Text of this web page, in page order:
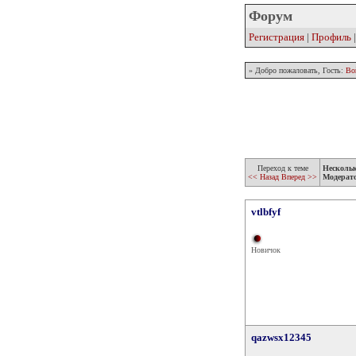
Форум
Регистрация | Профиль |
» Добро пожаловать, Гость:
Переход к теме
<< Назад Вперед >>
vtlbfyf
Новичок
qazwsx12345